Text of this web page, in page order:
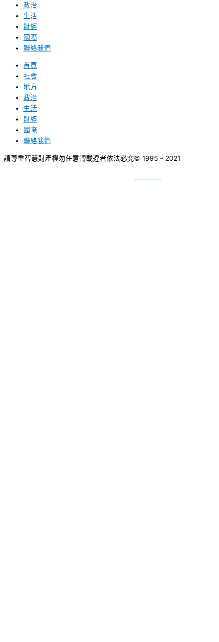
政治
生活
財經
國際
聯絡我們
首頁
社會
地方
政治
生活
財經
國際
聯絡我們
請尊重智慧財產權勿任意轉載違者依法必究© 1995 – 2021